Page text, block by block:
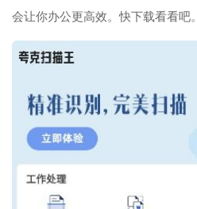
会让你办公更高效。快下载看看吧。